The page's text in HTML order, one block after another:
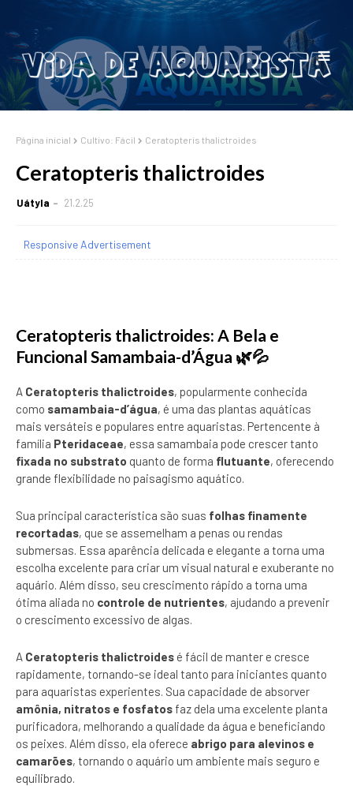
Página inicial Cultivo: Fácil Ceratopteris thalictroides
Ceratopteris thalictroides
Uátyla 21.2.25
Responsive Advertisement
Ceratopteris thalictroides: A Bela e
Funcional Samambaia-d’Água 🌿💦
A Ceratopteris thalictroides, popularmente conhecida
como samambaia-d’água, é uma das plantas aquáticas
mais versáteis e populares entre aquaristas. Pertencente à
família Pteridaceae, essa samambaia pode crescer tanto
fixada no substrato quanto de forma flutuante, oferecendo
grande flexibilidade no paisagismo aquático.
Sua principal característica são suas folhas finamente
recortadas, que se assemelham a penas ou rendas
submersas. Essa aparência delicada e elegante a torna uma
escolha excelente para criar um visual natural e exuberante no
aquário. Além disso, seu crescimento rápido a torna uma
ótima aliada no controle de nutrientes, ajudando a prevenir
o crescimento excessivo de algas.
A Ceratopteris thalictroidesé fácil de manter e cresce
rapidamente, tornando-se ideal tanto para iniciantes quanto
para aquaristas experientes. Sua capacidade de absorver
amônia, nitratos e fosfatos faz dela uma excelente planta
purificadora, melhorando a qualidade da água e beneficiando
os peixes. Além disso, ela oferece abrigo para alevinos e
camarões, tornando o aquário um ambiente mais seguro e
equilibrado.